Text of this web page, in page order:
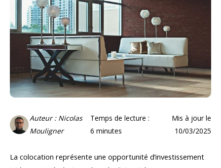
Auteur : Nicolas
Mouligner
Temps de lecture :
6 minutes
Mis à jour le
10/03/2025
La colocation représente une opportunité d’investissement